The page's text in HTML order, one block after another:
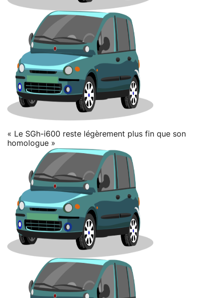
« Le SGh-i600 reste légèrement plus fin que son
homologue »